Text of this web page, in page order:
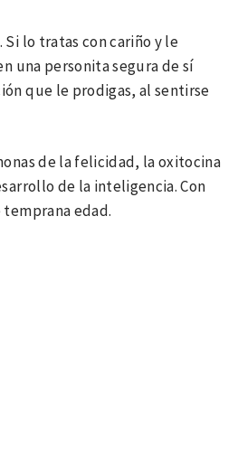
lo tratas con cariño y le
una personita segura de sí
que le prodigas, al sentirse
de la felicidad, la oxitocina
de la inteligencia. Con
edad.